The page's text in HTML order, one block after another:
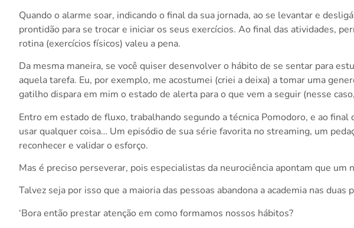
Quando o alarme soar, indicando o final da sua jornada, ao se levantar e
prontidão para se trocar e iniciar os seus exercícios. Ao final das atividades,
rotina (exercícios físicos) valeu a pena.
Da mesma maneira, se você quiser desenvolver o hábito de se sentar para
aquela tarefa. Eu, por exemplo, me acostumei (criei a deixa) a tomar uma
gatilho dispara em mim o estado de alerta para o que vem a seguir (nesse
Entro em estado de fluxo, trabalhando segundo a técnica Pomodoro, e ao
usar qualquer coisa… Um episódio de sua série favorita no streaming, um
reconhecer e validar o esforço.
Mas é preciso perseverar, pois especialistas da neurociência apontam que
Talvez seja por isso que a maioria das pessoas abandona a academia nas duas
‘Bora então prestar atenção em como formamos nossos hábitos?